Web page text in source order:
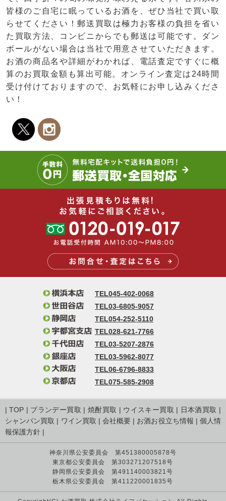
皆様のご自宅に眠っているお酒を、ぜひ当社で買い取
らせてください！郵送買取は極力お客様の負担を省い
た買取方法、コンビニからでも郵送は可能です。ダン
ボールがない場合は当社で用意させていただきます。
お酒の商品名や詳細がわかれば、電話査定ですぐに概
算のお買取金額も算出可能。オンライン査定は24時間
受け付けておりますので、お気軽にお申し込みくださ
い！
TEL045-402-0068
TEL03-6805-9057
TEL054-252-5110
TEL028-621-7766
TEL03-5207-2876
TEL03-5962-8077
TEL06-6796-8833
TEL075-585-2908
|TOP | ブランデー買取 | 焼酎買取 | ウイスキー買取 | 日本酒買取 |
シャンパン買取 | ワイン買取 | 会社概要 | お酒お役立ち情報 | 個人情
報保護方針 |
神奈川県公安委員会 第451380005878号
東京都公安委員会 第303271207518号
静岡県公安委員会 第491140003821号
栃木県公安委員会 第411220001835号